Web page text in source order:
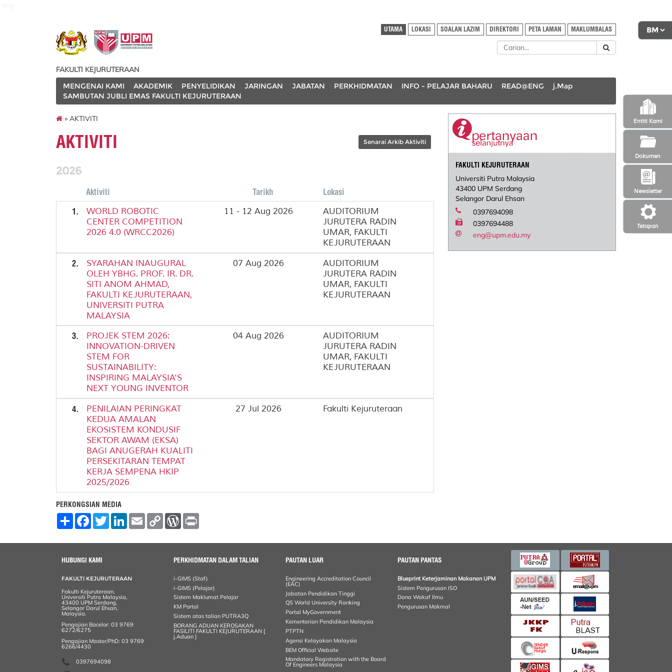
Tetapan
Newsletter
Entiti Kami
Dokumen
UTAMA LOKASI SOALAN LAZIM DIREKTORI PETA LAMAN MAKLUMBALAS
FAKULTI KEJURUTERAAN
MENGENAI KAMI
AKADEMIK PENYELIDIKAN JARINGAN JABATAN PERKHIDMATAN INFO - PELAJAR BAHARU READ@ENG
j.Map
SAMBUTAN JUBLI EMAS FAKULTI KEJURUTERAAN
» AKTIVITI
AKTIVITI Senarai Arkib Aktiviti
2026
Aktiviti Tarikh
Lokasi
1.
WORLD ROBOTIC
CENTER COMPETITION
2026 4.0 (WRCC2026)
11 - 12 Aug 2026
AUDITORIUM
JURUTERA RADIN
UMAR, FAKULTI
KEJURUTERAAN
2.
SYARAHAN INAUGURAL
OLEH YBHG. PROF. IR. DR.
SITI ANOM AHMAD,
FAKULTI KEJURUTERAAN,
UNIVERSITI PUTRA
MALAYSIA
07 Aug 2026
AUDITORIUM
JURUTERA RADIN
UMAR, FAKULTI
KEJURUTERAAN
3.
PROJEK STEM 2026:
INNOVATION-DRIVEN
STEM FOR
SUSTAINABILITY:
INSPIRING MALAYSIA’S
NEXT YOUNG INVENTOR
04 Aug 2026
AUDITORIUM
JURUTERA RADIN
UMAR, FAKULTI
KEJURUTERAAN
4.
PENILAIAN PERINGKAT
KEDUA AMALAN
EKOSISTEM KONDUSIF
SEKTOR AWAM (EKSA)
BAGI ANUGERAH KUALITI
PERSEKITARAN TEMPAT
KERJA SEMPENA HKIP
2025/2026
27 Jul 2026 Fakulti Kejuruteraan
PERKONGSIAN MEDIA
S
F
o
o
T
w
L
E
m
C
W
r
e
s
FAKULTI KEJURUTERAAN
Universiti Putra Malaysia
43400 UPM Serdang
Selangor Darul Ehsan
0397694098
0397694488
eng@upm.edu.my
HUBUNGI KAMI
FAKULTI KEJURUTERAAN
Fakulti Kejuruteraan,
Universiti Putra Malaysia,
43400 UPM Serdang,
Selangor Darul Ehsan,
Malaysia.
Pengajian Bacelor: 03 9769
6272/6275
Pengajian Master/PhD: 03 9769
6266/4430
0397694098
PERKHIDMATAN DALAM TALIAN
i-GIMS (Staf)
i-GIMS (Pelajar)
Sistem Maklumat Pelajar
KM Portal
Sistem atas talian PUTRA3Q
BORANG ADUAN KEROSAKAN
FASILITI FAKULTI KEJURUTERAAN [
j.Aduan ]
PAUTAN LUAR
Engineering Accreditation Council
(EAC)
Jabatan Pendidikan Tinggi
QS World University Ranking
Portal MyGovernment
Kementerian Pendidikan Malaysia
PTPTN
Agensi Kelayakan Malaysia
BEM Official Website
Mandatory Registration with the Board
Of Engineers Malaysia
PAUTAN PANTAS
Blueprint Keterjaminan Makanan UPM
Sistem Pengurusan ISO
Dana Wakaf Ilmu
Pengurusan Makmal